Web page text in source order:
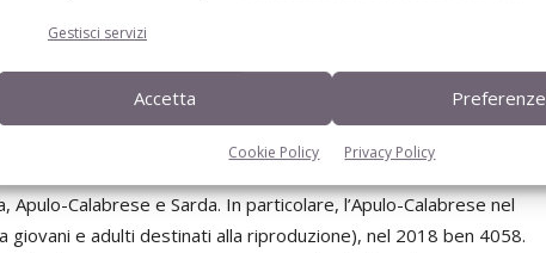
Gestisci servizi
Accetta Preferenze
Cookie Policy Privacy Policy
è riconosciuto come razza ricostituita».
ci sono novità rispetto al 2008?
nella nuova edizione - datati 2018 - ci consentono di fare
registrati nel 2008. A distanza di dieci anni - continua
del numero di capi iscritti al Registro anagrafico per
Apulo-Calabrese e Sarda. In particolare, l’Apulo-Calabrese nel
e adulti destinati alla riproduzione), nel 2018 ben 4058.